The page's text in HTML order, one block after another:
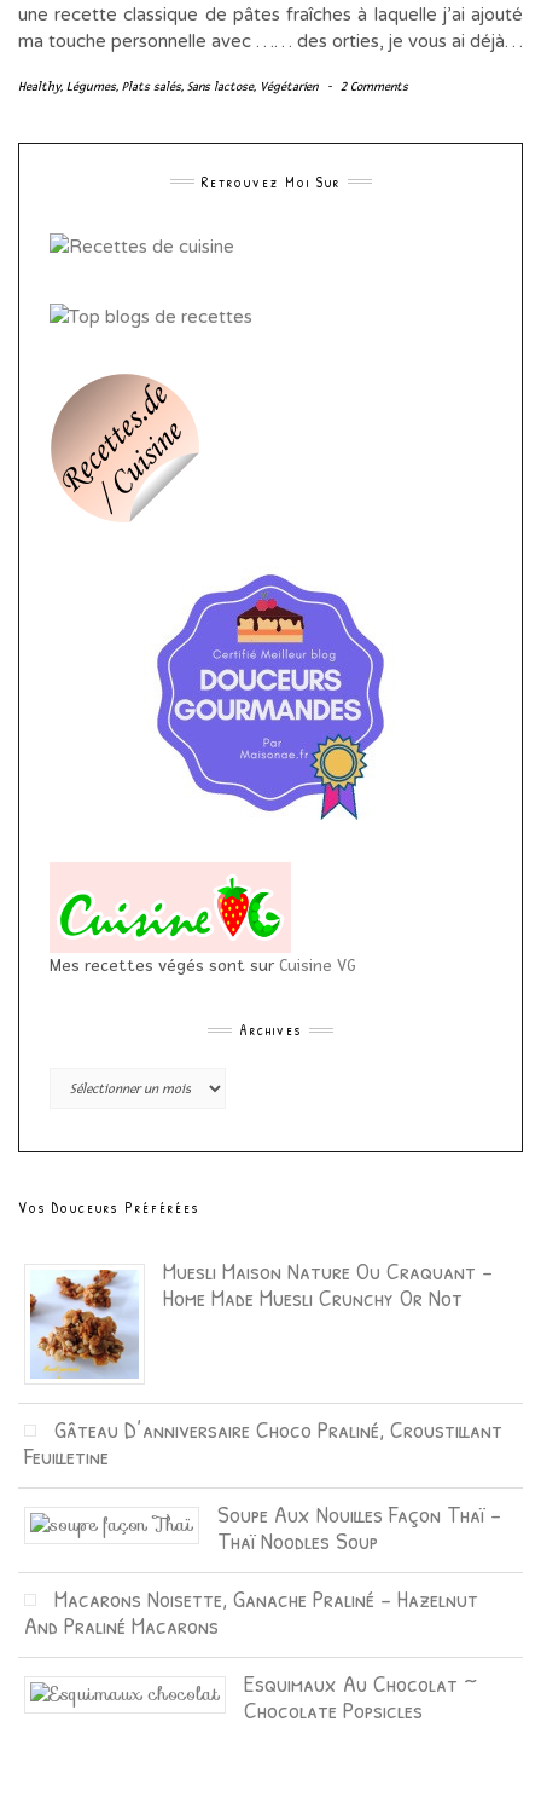
une recette classique de pâtes fraîches à laquelle j’ai ajouté
ma touche personnelle avec …… des orties, je vous ai déjà…
Healthy, Légumes, Plats salés, Sans lactose, Végétarien - 2 Comments
Retrouvez Moi Sur
Mes recettes végés sont sur Cuisine VG
Archives
Archives
Vos Douceurs Préférées
Muesli Maison Nature Ou Craquant –
Home Made Muesli Crunchy Or Not
Gâteau D’anniversaire Choco Praliné, Croustillant
Feuilletine
Soupe Aux Nouilles Façon Thaï –
Thaï Noodles Soup
Macarons Noisette, Ganache Praliné – Hazelnut
And Praliné Macarons
Esquimaux Au Chocolat ~
Chocolate Popsicles